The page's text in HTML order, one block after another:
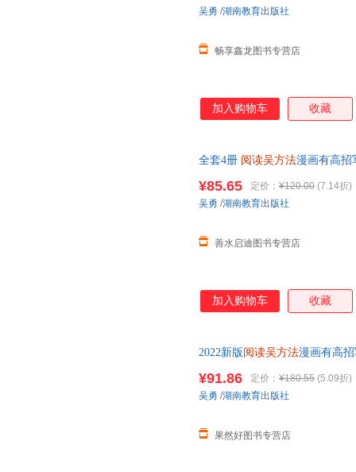
畅享鑫龙图书专营店
吴勇 /湖南教育出版社
加入购物车 收藏
全套4册 阅读吴方法漫画有高招
票 如需帮助请联系客服】
¥85.65 定价： ¥120.00 (7.14折)
善水启迪图书专营店
吴勇 /湖南教育出版社
加入购物车 收藏
2022新版 阅读吴方法漫画有高
¥91.86 定价： ¥180.55 (5.09折)
果然好图书专营店
吴勇 /湖南教育出版社